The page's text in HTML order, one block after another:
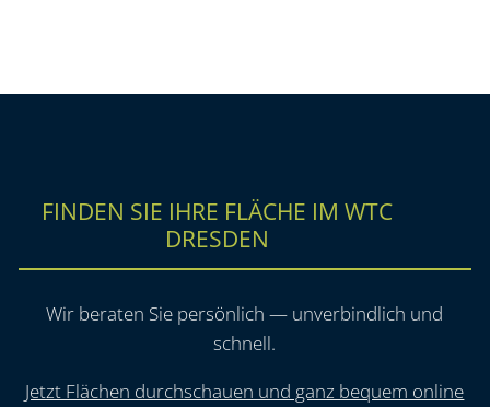
FINDEN SIE IHRE FLÄCHE IM WTC
DRESDEN
Wir beraten Sie persönlich — unverbindlich und
schnell.
Jetzt Flächen durchschauen und ganz bequem online